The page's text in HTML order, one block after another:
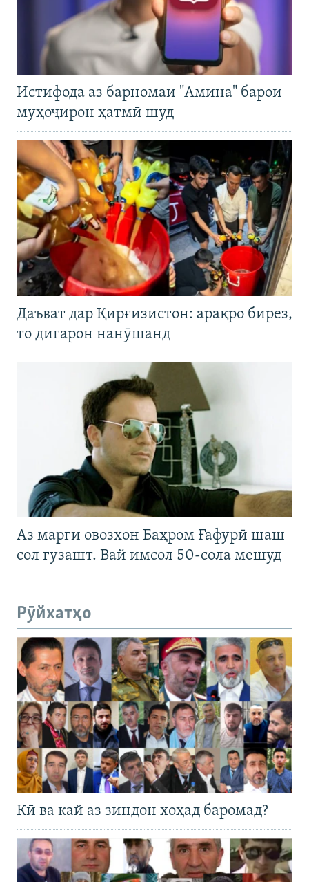
Истифода аз барномаи "Амина" барои
муҳоҷирон ҳатмӣ шуд
Даъват дар Қирғизистон: арақро бирез,
то дигарон нанӯшанд
Аз марги овозхон Баҳром Ғафурӣ шаш
сол гузашт. Вай имсол 50-сола мешуд
Рӯйхатҳо
Кӣ ва кай аз зиндон хоҳад баромад?